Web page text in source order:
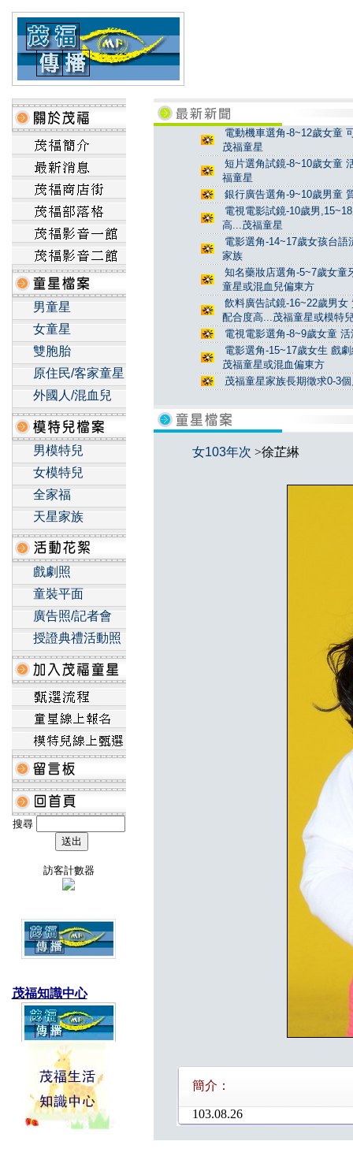
男童星
女童星
雙胞胎
原住民/客家童星
外國人/混血兒
男模特兒
女模特兒
全家福
天星家族
戲劇照
童裝平面
廣告照/記者會
授證典禮活動照
搜尋
訪客計數器
茂福知識中心
電動機車選角-8~12歲女童
茂福童星
短片選角試鏡-8~10歲女童
福童星
銀行廣告選角-9~10歲男童
電視電影試鏡-10歲男
高...茂福童星
電影選角-14~17歲女孩台
家族
知名藥妝店選角-5~7歲女童
童星或混血兒偏東方
飲料廣告試鏡-16~22歲男
配合度高...茂福童星或模特
電視電影選角-8~9歲女童
電影選角-15~17歲女生 戲
茂福童星或混血偏東方
茂福童星家族長期徵求0-3
女103年次 >徐芷綝
簡介：
103.08.26